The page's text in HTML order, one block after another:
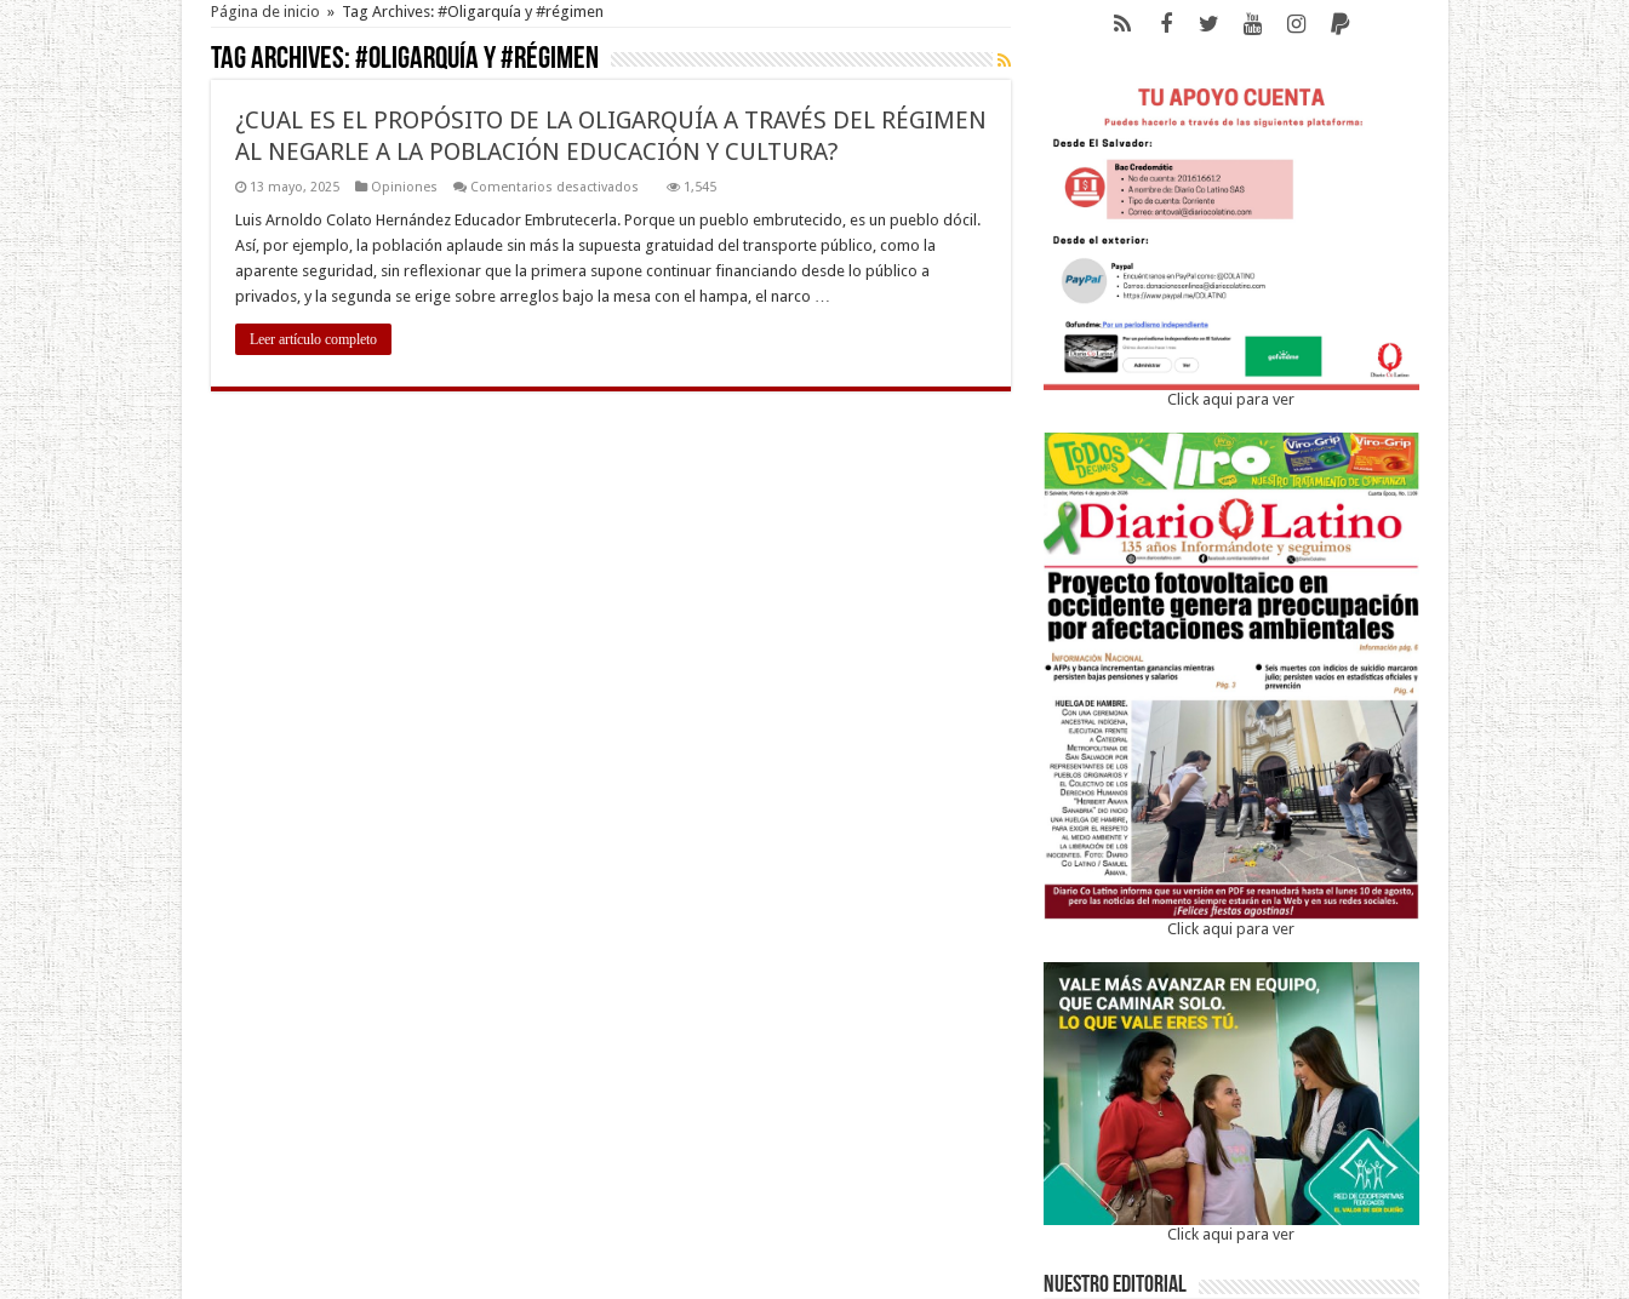
Página de inicio » Tag Archives: #Oligarquía y #régimen
Tag Archives:#Oligarquía y #régimen
¿CUAL ES EL PROPÓSITO DE LA OLIGARQUÍA A TRAVÉS DEL RÉGIMEN
AL NEGARLE A LA POBLACIÓN EDUCACIÓN Y CULTURA?
13 mayo, 2025 Opiniones Comentarios desactivadosen
ES
PROPÓSITO
LA
OLIGARQUÍA
NEGARLE
1,545
Luis Arnoldo Colato Hernández Educador Embrutecerla. Porque un pueblo embrutecido, es un pueblo dócil.
Así, por ejemplo, la población aplaude sin más la supuesta gratuidad del transporte público, como la
aparente seguridad, sin reflexionar que la primera supone continuar financiando desde lo público a
privados, y la segunda se erige sobre arreglos bajo la mesa con el hampa, el narco …
Leer artículo completo
Click aqui para ver
Click aqui para ver
Click aqui para ver
Nuestro Editorial